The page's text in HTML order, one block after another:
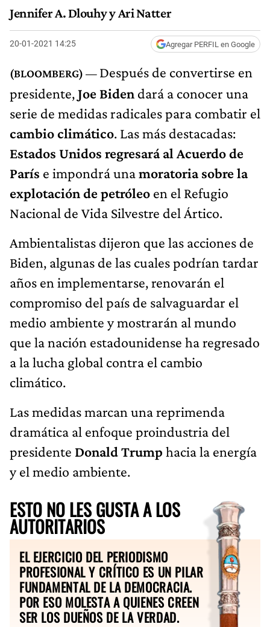
Jennifer A. Dlouhy y Ari Natter
20-01-2021 14:25 Agregar PERFIL en Google
Después de convertirse en
presidente,Joe Biden dará a conocer una
serie de medidas radicales para combatir el
cambio climático. Las más destacadas:
Estados Unidos regresará al Acuerdo de
París e impondrá unamoratoria sobre la
explotación de petróleo en el Refugio
Nacional de Vida Silvestre del Ártico.
Ambientalistas dijeron que las acciones de
Biden, algunas de las cuales podrían tardar
años en implementarse, renovarán el
compromiso del país de salvaguardar el
medio ambiente y mostrarán al mundo
que la nación estadounidense ha regresado
a la lucha global contra el cambio
climático.
Las medidas marcan una reprimenda
dramática al enfoque proindustria del
presidente Donald Trump hacia la energía
y el medio ambiente.
ESTO NO LES GUSTA A LOS
AUTORITARIOS
EL EJERCICIO DEL PERIODISMO
PROFESIONAL Y CRÍTICO ES UN PILAR
FUNDAMENTAL DE LA DEMOCRACIA.
POR ESO MOLESTA A QUIENES CREEN
SER LOS DUEÑOS DE LA VERDAD.